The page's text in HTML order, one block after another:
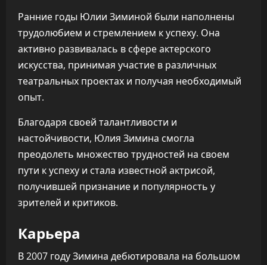
Ранние годы Юлии Зиминой были наполнены
трудолюбием и стремлением к успеху. Она
активно развивалась в сфере актерского
искусства, принимая участие в различных
театральных проектах и получая необходимый
опыт.
Благодаря своей талантливости и
настойчивости, Юлия Зимина смогла
преодолеть множество трудностей на своем
пути к успеху и стала известной актрисой,
получившей признание и популярность у
зрителей и критиков.
Карьера
В 2007 году Зимина дебютировала на большом